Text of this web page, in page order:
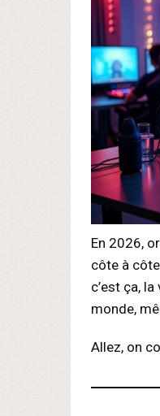
En 2026,
côte à
c’est ça,
monde,
Allez, on